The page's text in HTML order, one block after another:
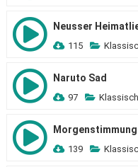
Neusser
115
Naruto Sad
97
Morgenstimmung
139